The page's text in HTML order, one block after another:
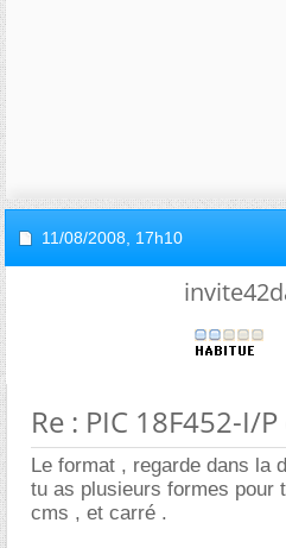
11/08/2008, 17h10
Re : PIC 18F452-I/
Le format , regarde dans la
tu as plusieurs formes pour
cms , et carré .